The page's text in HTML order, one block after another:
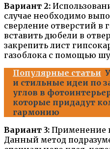
Вариант 2:
случае необходимо
сверление отверстий в
вставить дюбели в
закрепить лист
газоблока с помощью
Популярные статьи
и стильные идеи по
углов в
которые придадут
гармонию
Вариант 3: Применение
Данный метод